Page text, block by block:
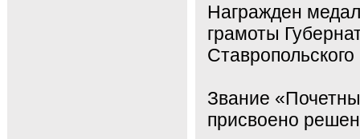
Награжден
грамоты
Ставропольского
Звание
присвоено